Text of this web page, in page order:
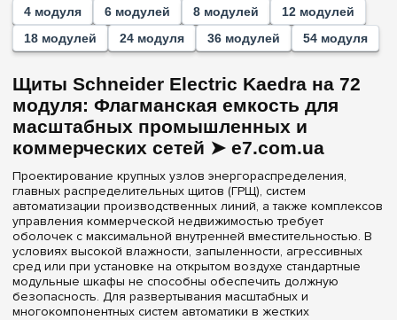
4 модуля 6 модулей 8 модулей
12 модулей
18 модулей
24 модуля 36 модулей 54 модуля
Щиты Schneider Electric Kaedra на 72
модуля: Флагманская емкость для
масштабных промышленных и
коммерческих сетей ➤ e7.com.ua
Проектирование крупных узлов энергораспределения,
главных распределительных щитов (ГРЩ), систем
автоматизации производственных линий, а также комплексов
управления коммерческой недвижимостью требует
оболочек с максимальной внутренней вместительностью. В
условиях высокой влажности, запыленности, агрессивных
сред или при установке на открытом воздухе стандартные
модульные шкафы не способны обеспечить должную
безопасность. Для развертывания масштабных и
многокомпонентных систем автоматики в жестких